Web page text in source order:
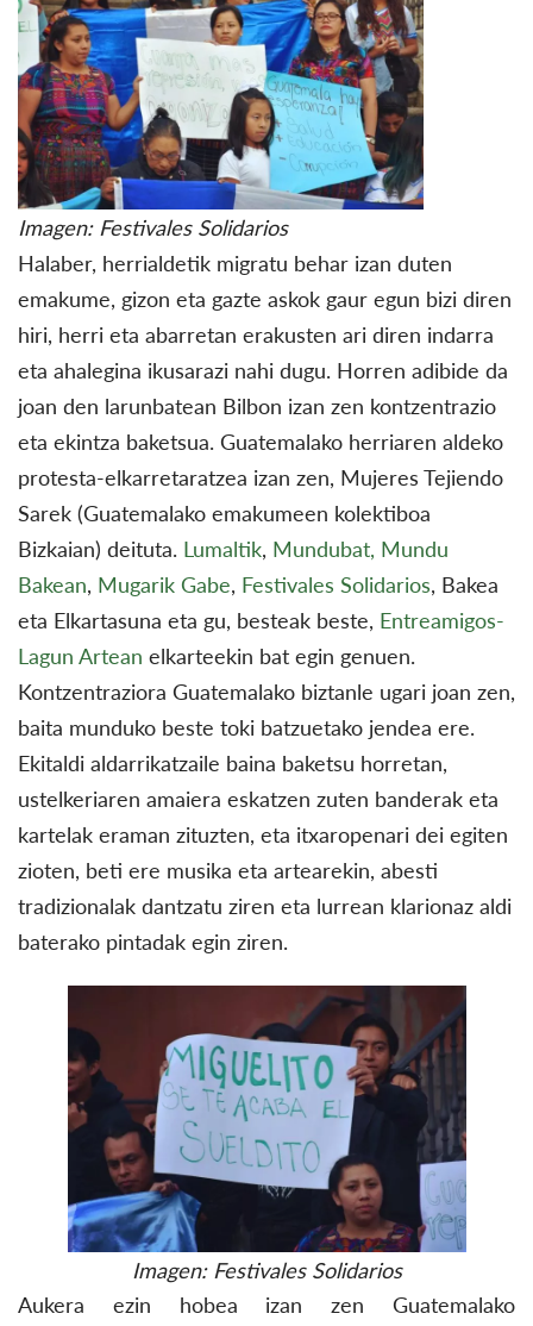
Imagen: Festivales Solidarios
Halaber, herrialdetik migratu behar izan duten
emakume, gizon eta gazte askok gaur egun bizi diren
hiri, herri eta abarretan erakusten ari diren indarra
eta ahalegina ikusarazi nahi dugu. Horren adibide da
joan den larunbatean Bilbon izan zen kontzentrazio
eta ekintza baketsua. Guatemalako herriaren aldeko
protesta-elkarretaratzea izan zen, Mujeres Tejiendo
Sarek (Guatemalako emakumeen kolektiboa
Bizkaian) deituta. Lumaltik, Mundubat, Mundu
Bakean, Mugarik Gabe, Festivales Solidarios, Bakea
eta Elkartasuna eta gu, besteak beste, Entreamigos-
Lagun Artean elkarteekin bat egin genuen.
Kontzentraziora Guatemalako biztanle ugari joan zen,
baita munduko beste toki batzuetako jendea ere.
Ekitaldi aldarrikatzaile baina baketsu horretan,
ustelkeriaren amaiera eskatzen zuten banderak eta
kartelak eraman zituzten, eta itxaropenari dei egiten
zioten, beti ere musika eta artearekin, abesti
tradizionalak dantzatu ziren eta lurrean klarionaz aldi
baterako pintadak egin ziren.
Imagen: Festivales Solidarios
Aukera ezin hobea izan zen Guatemalako